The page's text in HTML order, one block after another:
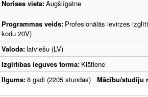
Norises vieta:Augšlīgatne
Programmas veids: Profesionālās ievirzes
kodu 20V)
Valoda:latviešu (LV)
Izglītības ieguves forma: Klātiene
Ilgums:8 gadi (2205 stundas) Mācību/studiju